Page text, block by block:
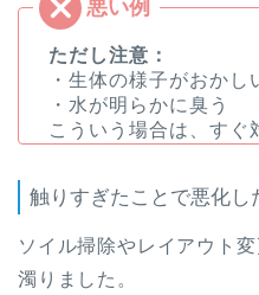
ただし注意：
・生体の様子がおかし
・水が明らかに臭う
こういう場合は、すぐ
触りすぎたことで悪化し
ソイル掃除やレイアウト
濁りました。